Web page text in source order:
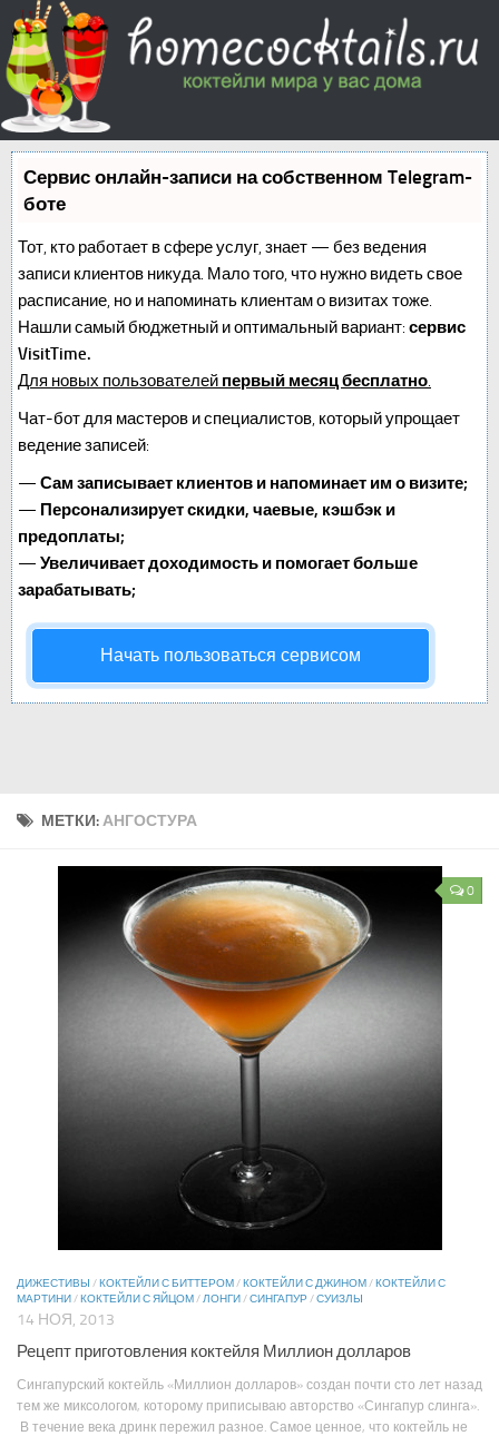
Сервис онлайн-записи на собственном Telegram-
боте
Тот, кто работает в сфере услуг, знает — без ведения
записи клиентов никуда. Мало того, что нужно видеть свое
расписание, но и напоминать клиентам о визитах тоже.
Нашли самый бюджетный и оптимальный вариант: сервис
VisitTime.
Для новых пользователей первый месяц бесплатно.
Чат-бот для мастеров и специалистов, который упрощает
ведение записей:
— Сам записывает клиентов и напоминает им о визите;
— Персонализирует скидки, чаевые, кэшбэк и
предоплаты;
— Увеличивает доходимость и помогает больше
зарабатывать;
Начать пользоваться сервисом
МЕТКИ:АНГОСТУРА
0
ДИЖЕСТИВЫ / КОКТЕЙЛИ С БИТТЕРОМ / КОКТЕЙЛИ С ДЖИНОМ / КОКТЕЙЛИ С
МАРТИНИ / КОКТЕЙЛИ С ЯЙЦОМ /ЛОНГИ /СИНГАПУР /СУИЗЛЫ
14 НОЯ, 2013
Рецепт приготовления коктейля Миллион долларов
Сингапурский коктейль «Миллион долларов» создан почти сто лет назад
тем же миксологом, которому приписываю авторство «Сингапур слинга».
В течение века дринк пережил разное. Самое ценное, что коктейль не